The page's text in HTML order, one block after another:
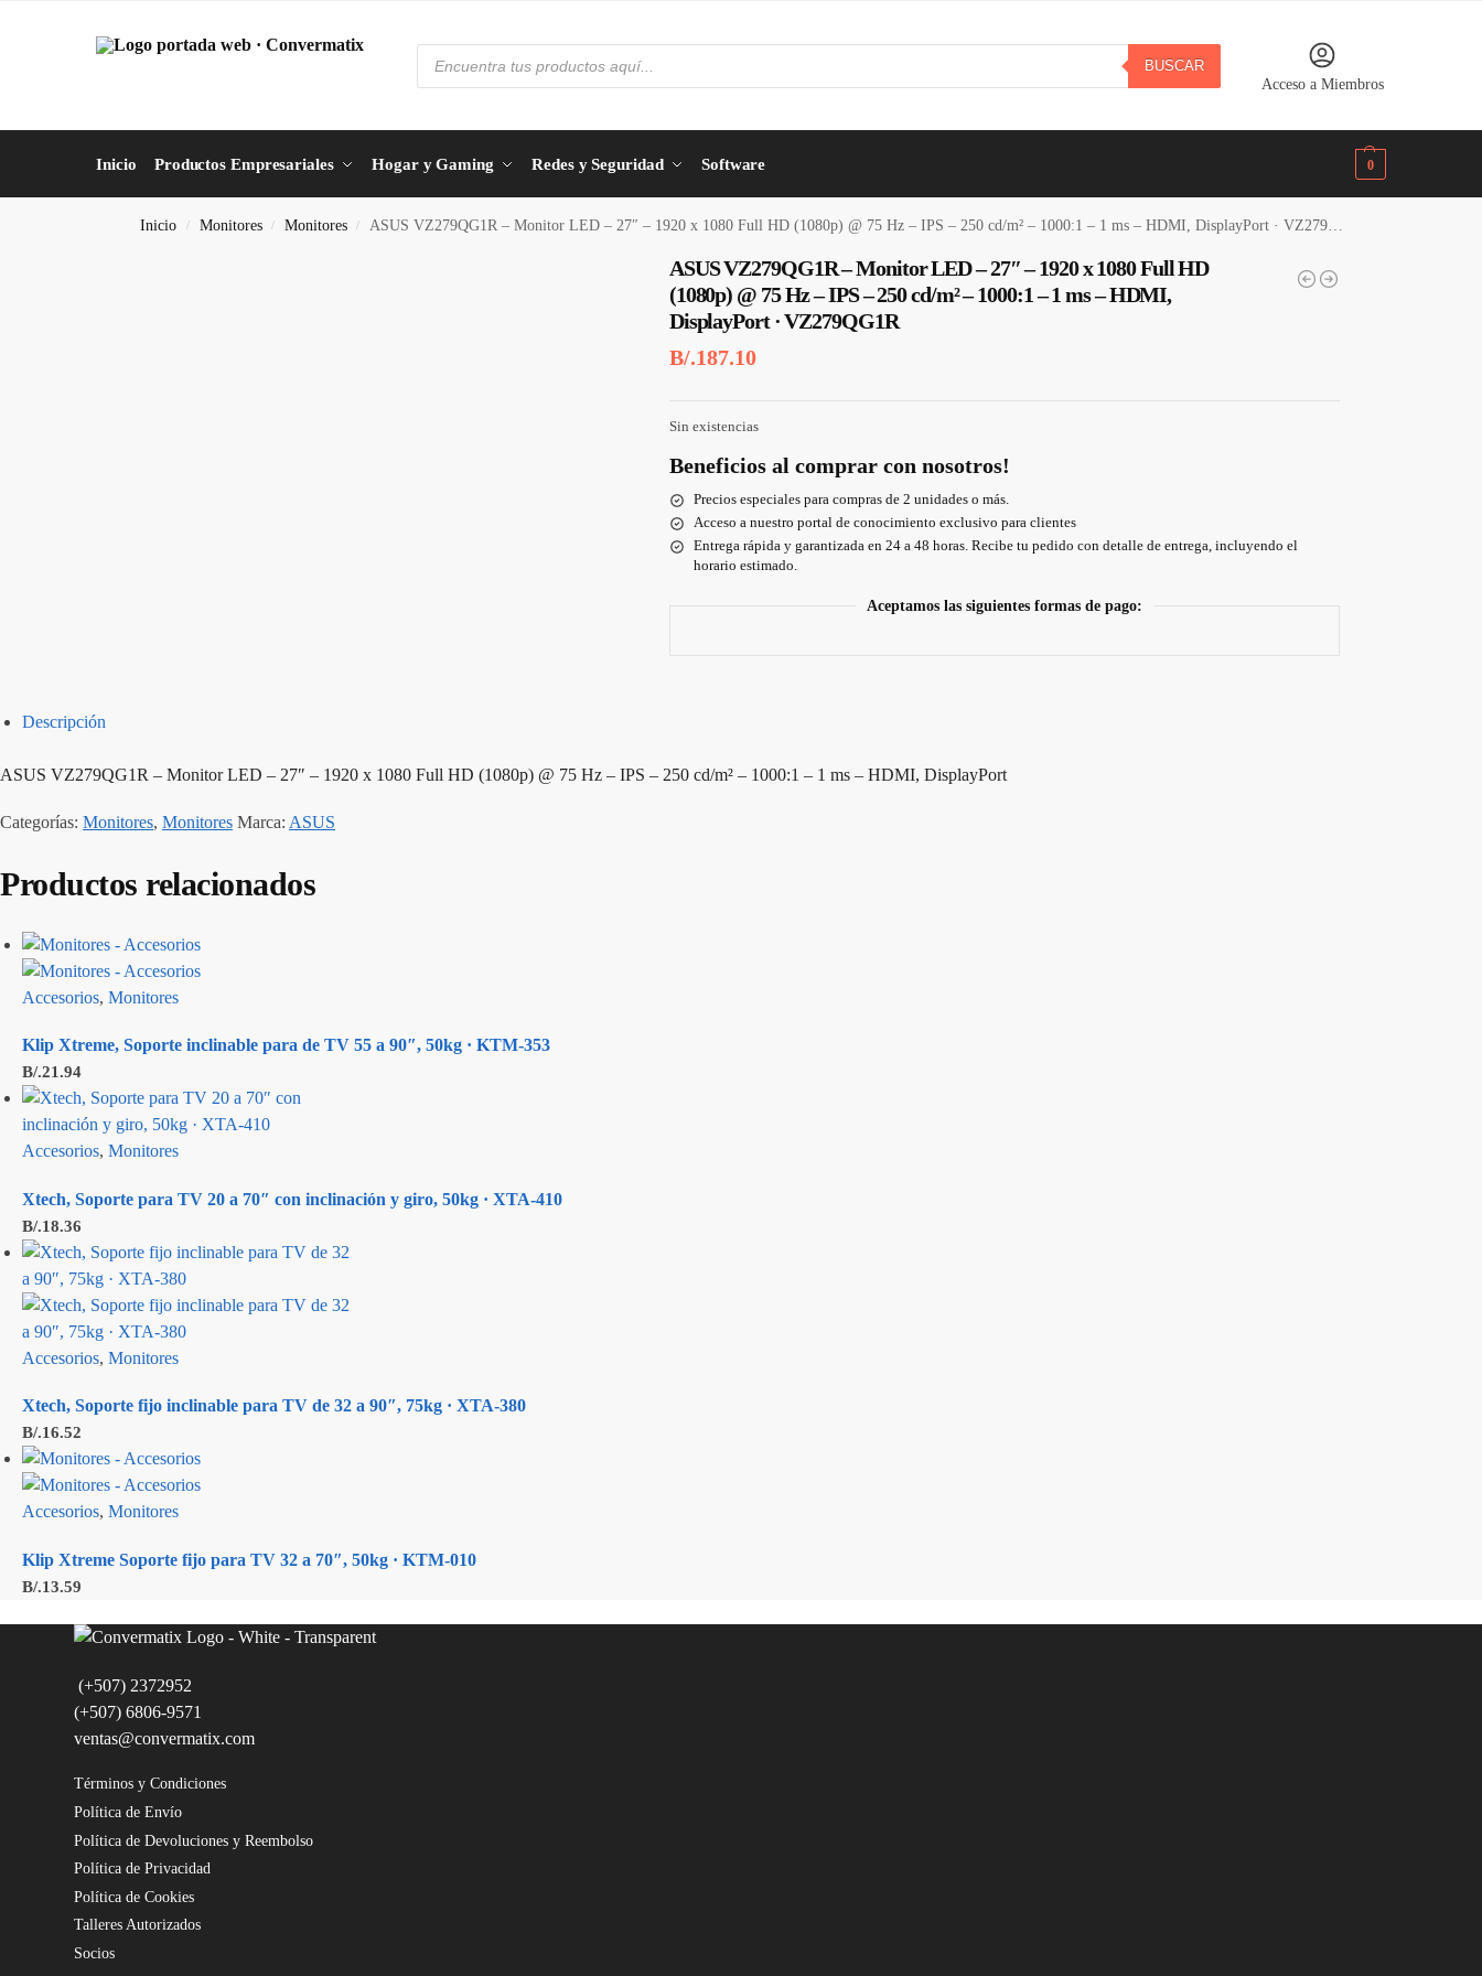
BUSCAR
Acceso a Miembros
Inicio Productos Empresariales Hogar y Gaming Redes y Seguridad Software 0
Inicio / Monitores / Monitores / ASUS VZ279QG1R – Monitor LED – 27″ – 1920 x 1080 Full HD (1080p) @ 75 Hz – IPS – 250 cd/m² – 1000:1 – 1 ms – HDMI, DisplayPort · VZ279QG1R
ASUS VZ279QG1R – Monitor LED – 27″ – 1920 x 1080 Full HD
(1080p) @ 75 Hz – IPS – 250 cd/m² – 1000:1 – 1 ms – HDMI,
DisplayPort · VZ279QG1R
B/.187.10
Sin existencias
Beneficios al comprar con nosotros!
Precios especiales para compras de 2 unidades o más.
Acceso a nuestro portal de conocimiento exclusivo para clientes
Entrega rápida y garantizada en 24 a 48 horas. Recibe tu pedido con detalle de entrega, incluyendo el
horario estimado.
Aceptamos las siguientes formas de pago:
Descripción
ASUS VZ279QG1R – Monitor LED – 27″ – 1920 x 1080 Full HD (1080p) @ 75 Hz – IPS – 250 cd/m² – 1000:1 – 1 ms – HDMI, DisplayPort
Categorías: Monitores, Monitores Marca: ASUS
Productos relacionados
Accesorios, Monitores
Klip Xtreme, Soporte inclinable para de TV 55 a 90″, 50kg · KTM-353
B/.21.94
Accesorios, Monitores
Xtech, Soporte para TV 20 a 70″ con inclinación y giro, 50kg · XTA-410
B/.18.36
Accesorios, Monitores
Xtech, Soporte fijo inclinable para TV de 32 a 90″, 75kg · XTA-380
B/.16.52
Accesorios, Monitores
Klip Xtreme Soporte fijo para TV 32 a 70″, 50kg · KTM-010
B/.13.59
(+507) 2372952
(+507) 6806-9571
ventas@convermatix.com
Términos y Condiciones
Política de Envío
Política de Devoluciones y Reembolso
Política de Privacidad
Política de Cookies
Talleres Autorizados
Socios